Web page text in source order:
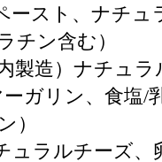
スト、ナチ
チン含む）
造）ナチュ
ガリン、食塩/
）
ラルチーズ